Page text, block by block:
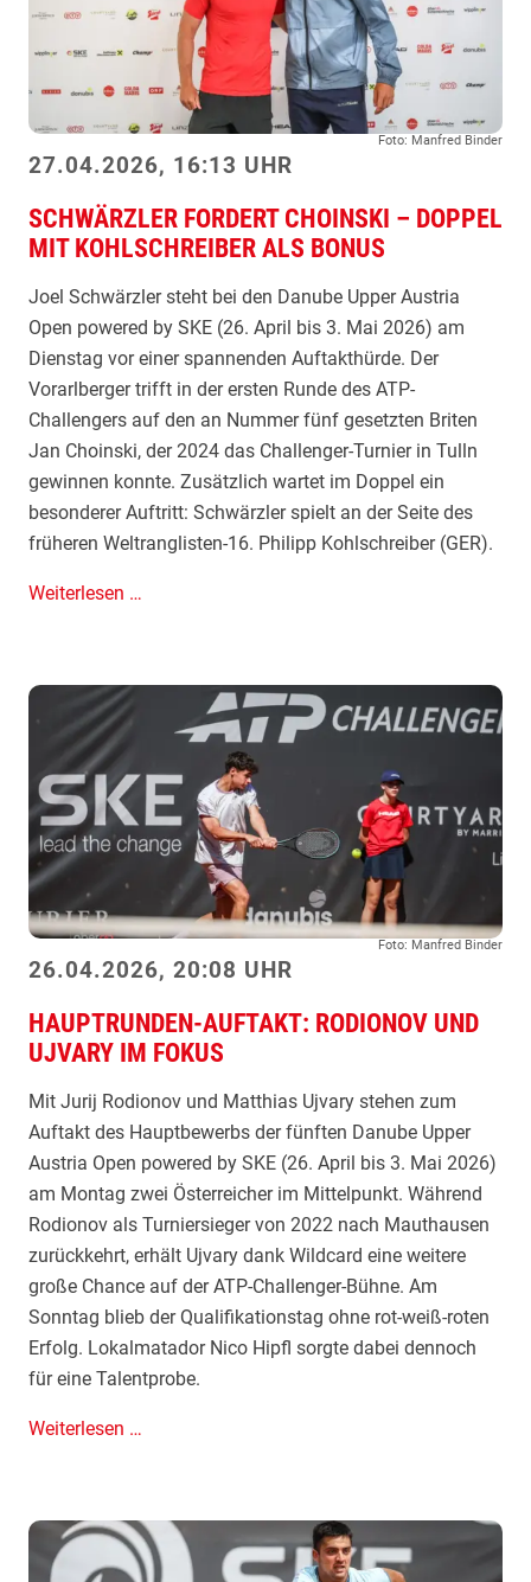
g
h
n
,
N
e
u
a
y
r
l
e
g
t
n
a
c
h
e
r
e
t
n
a
c
h
K
r
i
m
Foto: Manfred Binder
27.04.2026, 16:13 UHR
SCHWÄRZLER FORDERT CHOINSKI – DOPPEL
MIT KOHLSCHREIBER ALS BONUS
Joel Schwärzler steht bei den Danube Upper Austria
Open powered by SKE (26. April bis 3. Mai 2026) am
Dienstag vor einer spannenden Auftakthürde. Der
Vorarlberger trifft in der ersten Runde des ATP-
Challengers auf den an Nummer fünf gesetzten Briten
Jan Choinski, der 2024 das Challenger-Turnier in Tulln
gewinnen konnte. Zusätzlich wartet im Doppel ein
besonderer Auftritt: Schwärzler spielt an der Seite des
früheren Weltranglisten-16. Philipp Kohlschreiber (GER).
Weiterlesen …
w
z
e
o
r
e
r
C
h
o
i
n
s
k
i
–
D
e
l
m
Foto: Manfred Binder
26.04.2026, 20:08 UHR
HAUPTRUNDEN-AUFTAKT: RODIONOV UND
UJVARY IM FOKUS
Mit Jurij Rodionov und Matthias Ujvary stehen zum
Auftakt des Hauptbewerbs der fünften Danube Upper
Austria Open powered by SKE (26. April bis 3. Mai 2026)
am Montag zwei Österreicher im Mittelpunkt. Während
Rodionov als Turniersieger von 2022 nach Mauthausen
zurückkehrt, erhält Ujvary dank Wildcard eine weitere
große Chance auf der ATP-Challenger-Bühne. Am
Sonntag blieb der Qualifikationstag ohne rot-weiß-roten
Erfolg. Lokalmatador Nico Hipfl sorgte dabei dennoch
für eine Talentprobe.
Weiterlesen …
p
t